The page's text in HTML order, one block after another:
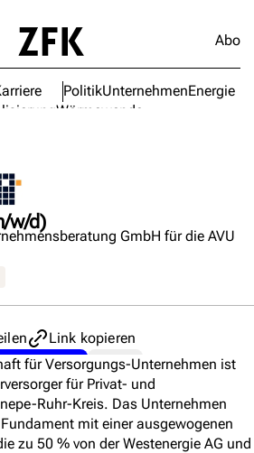
Abo
PolitikUnternehmenEnergie
Wärmewende
w/d)
GmbH für die AVU
Link kopieren
bewerben
(Öffnet in neuem Fenster)
PDF
(Öffnet in neuem
für Versorgungs-Unternehmen ist
für Privat- und
Ruhr-Kreis. Das Unternehmen
mit einer ausgewogenen
zu 50 % von der Westenergie AG und